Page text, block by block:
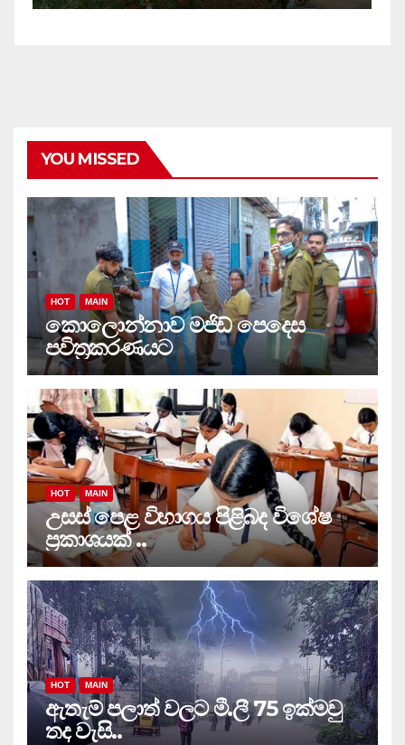
YOU MISSED
HOT MAIN
කොලොන්නාව මජිඩ් පෙදෙස
පවිත්‍රකරණයට
HOT MAIN
උසස් පෙළ විභාගය පිළිබද විශේෂ
ප්‍රකාශයක් ..
HOT MAIN
ඇතැම් පලාත් වලට මී.ලී 75 ඉක්මවු
තද වැසි..